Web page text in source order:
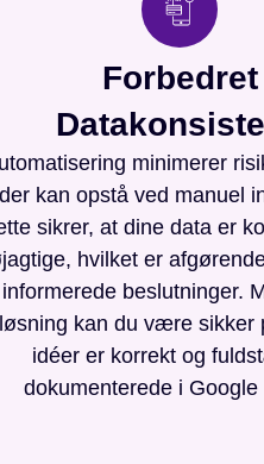
Forbedret
minimerer
der kan opstå ved manuel
sikrer, at dine data er
hvilket er
informerede beslutninger.
løsning kan du være sikker
idéer er korrekt og
dokumenterede i Google